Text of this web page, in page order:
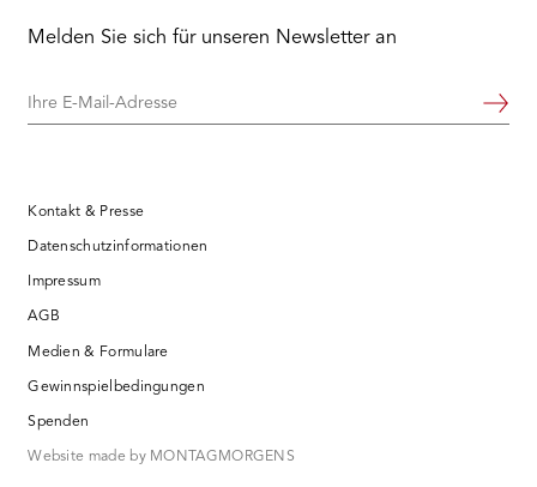
Melden Sie sich für unseren Newsletter an
Ihre
Weiter
Kontakt & Presse
Datenschutzinformationen
Impressum
AGB
Medien & Formulare
Gewinnspielbedingungen
Spenden
Website made by MONTAGMORGENS